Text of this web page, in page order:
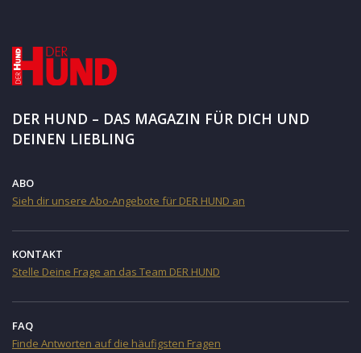
DER HUND – DAS MAGAZIN FÜR DICH UND
DEINEN LIEBLING
ABO
Sieh dir unsere Abo-Angebote für DER HUND an
KONTAKT
Stelle Deine Frage an das Team DER HUND
FAQ
Finde Antworten auf die häufigsten Fragen